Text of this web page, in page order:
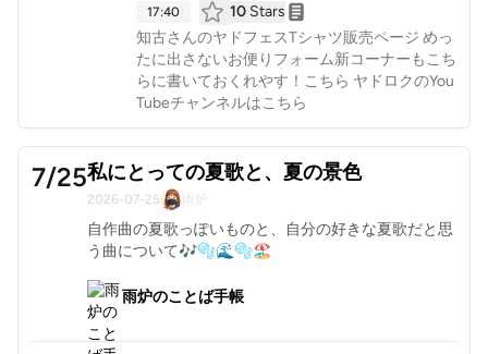
17:40 10 Stars
知古さんのヤドフェスTシャツ販売ページ めっ
たに出さないお便りフォーム新コーナーもこち
らに書いておくれやす！こちら ヤドロクのYou
Tubeチャンネルはこちら
7/25私にとっての夏歌と、夏の景色
2026-07-25
自作曲の夏歌っぽいものと、自分の好きな夏歌だと思
う曲について🎶🫧🌊🫧🏖
雨炉のことば手帳